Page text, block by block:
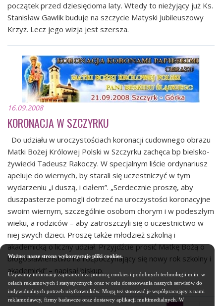
początek przed dziesięcioma laty. Wtedy to nieżyjący już Ks.
Stanisław Gawlik buduje na szczycie Matyski Jubileuszowy
Krzyż. Lecz jego wizja jest szersza.
16.09.2008
KORONACJA W SZCZYRKU
Do udziału w uroczystościach koronacji cudownego obrazu
Matki Bożej Królowej Polski w Szczyrku zachęca bp bielsko-
żywiecki Tadeusz Rakoczy. W specjalnym liście ordynariusz
apeluje do wiernych, by starali się uczestniczyć w tym
wydarzeniu „i duszą, i ciałem”. „Serdecznie proszę, aby
duszpasterze pomogli dotrzeć na uroczystości koronacyjne
swoim wiernym, szczególnie osobom chorym i w podeszłym
wieku, a rodziców – aby zatroszczyli się o uczestnictwo w
niej swych dzieci. Proszę także młodzież szkolną i
akademicką o liczny udział. Przyjdźcie prosić Matkę Bożą o
błogosławieństwo na rozpoczynający się nowy rok szkolny i
akademicki” – napisał biskup.
Ważne: nasze strona wykorzystuje pliki cookies.
Używamy informacji zapisanych za pomocą cookies i podobnych technologii m.in. w
celach reklamowych i statystycznych oraz w celu dostosowania naszych serwisów do
indywidualnych potrzeb użytkowników. Mogą też stosować je współpracujący z nami
reklamodawcy, firmy badawcze oraz dostawcy aplikacji multimedialnych. W